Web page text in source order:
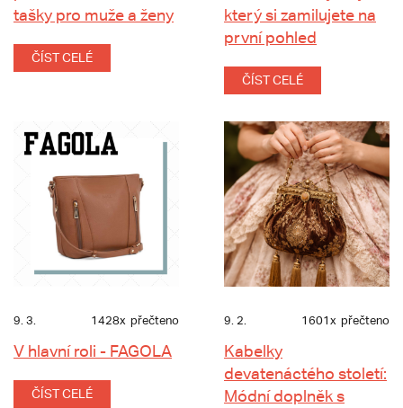
tašky pro muže a ženy
ČÍST CELÉ
který si zamilujete na
první pohled
ČÍST CELÉ
9. 3. 1428x přečteno
V hlavní roli - FAGOLA
ČÍST CELÉ
9. 2. 1601x přečteno
Kabelky
devatenáctého století:
Módní doplněk s